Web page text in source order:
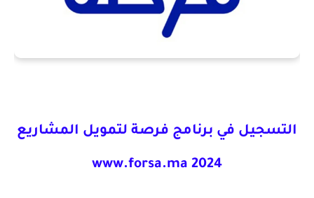
التسجيل في برنامج فرصة لتمويل المشاريع
2024
www.forsa.ma